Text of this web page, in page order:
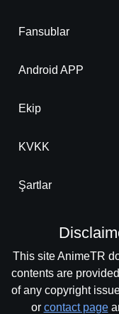
Fansublar
Android APP
Ekip
KVKK
Şartlar
This site AnimeTR
contents are
of any copyright
or contact page